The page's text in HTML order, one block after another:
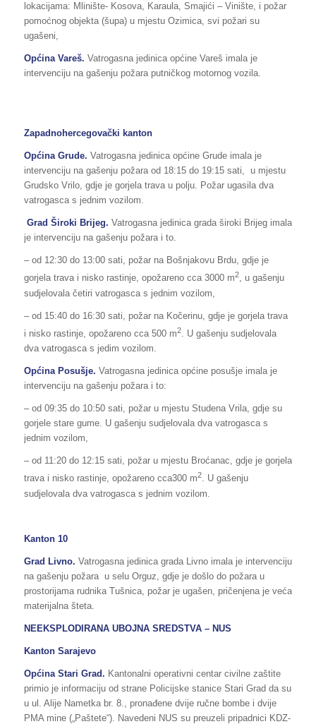
lokacijama: Mlinište- Kosova, Karaula, Smajići – Vinište, i požar
pomoćnog objekta (šupa) u mjestu Ozimica, svi požari su
ugašeni,
Općina Vareš. Vatrogasna jedinica općine Vareš imala je
intervenciju na gašenju požara putničkog motornog vozila.
Zapadnohercegovački kanton
Općina Grude. Vatrogasna jedinica općine Grude imala je
intervenciju na gašenju požara od 18:15 do 19:15 sati, u mjestu
Grudsko Vrilo, gdje je gorjela trava u polju. Požar ugasila dva
vatrogasca s jednim vozilom.
Grad Široki Brijeg. Vatrogasna jedinica grada široki Brijeg imala
je intervenciju na gašenju požara i to.
– od 12:30 do 13:00 sati, požar na Bošnjakovu Brdu, gdje je
gorjela trava i nisko rastinje, opožareno cca 3000 m2, u gašenju
sudjelovala četiri vatrogasca s jednim vozilom,
– od 15:40 do 16:30 sati, požar na Kočerinu, gdje je gorjela trava
i nisko rastinje, opožareno cca 500 m2. U gašenju sudjelovala
dva vatrogasca s jedim vozilom.
Općina Posušje. Vatrogasna jedinica općine posušje imala je
intervenciju na gašenju požara i to:
– od 09:35 do 10:50 sati, požar u mjestu Studena Vrila, gdje su
gorjele stare gume. U gašenju sudjelovala dva vatrogasca s
jednim vozilom,
– od 11:20 do 12:15 sati, požar u mjestu Broćanac, gdje je gorjela
trava i nisko rastinje, opožareno cca300 m2. U gašenju
sudjelovala dva vatrogasca s jednim vozilom.
Kanton 10
Grad Livno. Vatrogasna jedinica grada Livno imala je intervenciju
na gašenju požara u selu Orguz, gdje je došlo do požara u
prostorijama rudnika Tušnica, požar je ugašen, pričenjena je veća
materijalna šteta.
NEEKSPLODIRANA UBOJNA SREDSTVA – NUS
Kanton Sarajevo
Općina Stari Grad. Kantonalni operativni centar civilne zaštite
primio je informaciju od strane Policijske stanice Stari Grad da su
u ul. Alije Nametka br. 8., pronađene dvije ručne bombe i dvije
PMA mine („Paštete“). Navedeni NUS su preuzeli pripadnici KDZ-